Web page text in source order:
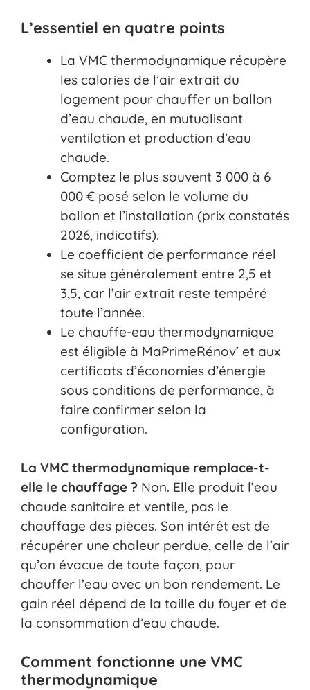
L’essentiel en quatre points
La VMC thermodynamique récupère
les calories de l’air extrait du
logement pour chauffer un ballon
d’eau chaude, en mutualisant
ventilation et production d’eau
chaude.
Comptez le plus souvent 3 000 à 6
000 € posé selon le volume du
ballon et l’installation (prix constatés
2026, indicatifs).
Le coefficient de performance réel
se situe généralement entre 2,5 et
3,5, car l’air extrait reste tempéré
toute l’année.
Le chauffe-eau thermodynamique
est éligible à MaPrimeRénov’ et aux
certificats d’économies d’énergie
sous conditions de performance, à
faire confirmer selon la
configuration.
La VMC thermodynamique remplace-t-
elle le chauffage ? Non. Elle produit l’eau
chaude sanitaire et ventile, pas le
chauffage des pièces. Son intérêt est de
récupérer une chaleur perdue, celle de l’air
qu’on évacue de toute façon, pour
chauffer l’eau avec un bon rendement. Le
gain réel dépend de la taille du foyer et de
la consommation d’eau chaude.
Comment fonctionne une VMC
thermodynamique